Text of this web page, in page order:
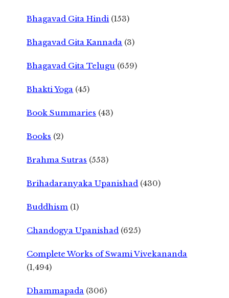
Bhagavad Gita Hindi (153)
Bhagavad Gita Kannada (3)
Bhagavad Gita Telugu (659)
Bhakti Yoga (45)
Book Summaries (43)
Books (2)
Brahma Sutras (553)
Brihadaranyaka Upanishad (430)
Buddhism (1)
Chandogya Upanishad (625)
Complete Works of Swami Vivekananda
(1,494)
Dhammapada (306)